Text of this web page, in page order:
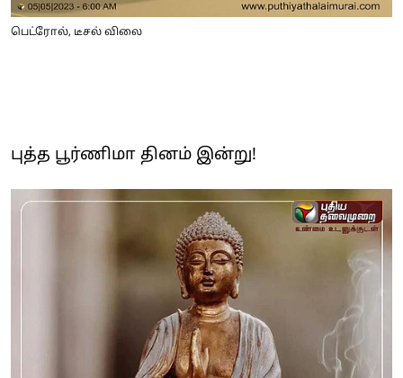
பெட்ரோல், டீசல் விலை
புத்த பூர்ணிமா தினம் இன்று!